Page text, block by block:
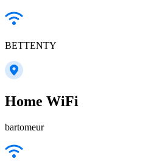
BETTENTY
Home WiFi
bartomeur